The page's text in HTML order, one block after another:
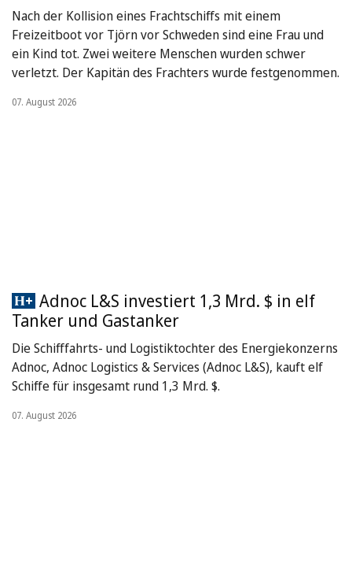
Nach der Kollision eines Frachtschiffs mit einem
Freizeitboot vor Tjörn vor Schweden sind eine Frau und
ein Kind tot. Zwei weitere Menschen wurden schwer
verletzt. Der Kapitän des Frachters wurde festgenommen.
07. August 2026
Adnoc L&S investiert 1,3 Mrd. $ in elf
Tanker und Gastanker
Die Schifffahrts- und Logistiktochter des Energiekonzerns
Adnoc, Adnoc Logistics & Services (Adnoc L&S), kauft elf
Schiffe für insgesamt rund 1,3 Mrd. $.
07. August 2026